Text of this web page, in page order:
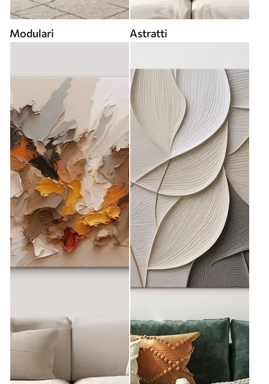
Modulari Astratti